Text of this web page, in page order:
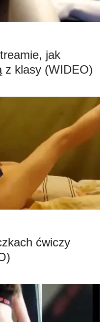
jak
z klasy (WIDEO)
ćwiczy